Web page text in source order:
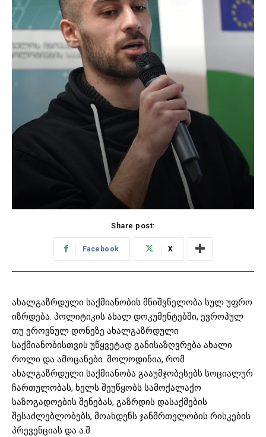
Share post:
Facebook X
ახალგაზრდული საქმიანობის მნიშვნელობა სულ უფრო
იზრდება. პოლიტიკის ახალ დოკუმენტებში, ევროპულ
თუ ეროვნულ დონეზე ახალგაზრდული
საქმიანობისთვის უწყვეტად განისაზღვრება ახალი
როლი და ამოცანები. მოლოდინია, რომ
ახალგაზრდული საქმიანობა გააუმჯობესებს სოციალურ
ჩართულობას, ხელს შეუწყობს სამოქალაქო
საზოგადოების შენებას, გაზრდის დასაქმების
შესაძლებლობებს, მოახდენს ჯანმრთელობის რისკების
პრევენციას და ა.შ.